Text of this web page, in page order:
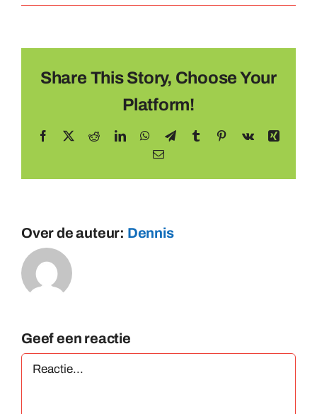
Share This Story, Choose Your
Platform!
Facebook RedditLinkedInWhatsApp
TelegramTumblr Pinterest
Vk
Xing
E-
Over de auteur: Dennis
Geef een reactie
Reactie